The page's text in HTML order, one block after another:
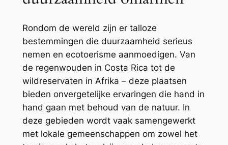
Rondom de wereld zijn er talloze
bestemmingen die duurzaamheid serieus
nemen en ecotoerisme aanmoedigen. Van
de regenwouden in Costa Rica tot de
wildreservaten in Afrika – deze plaatsen
bieden onvergetelijke ervaringen die hand in
hand gaan met behoud van de natuur. In
deze gebieden wordt vaak samengewerkt
met lokale gemeenschappen om zowel het